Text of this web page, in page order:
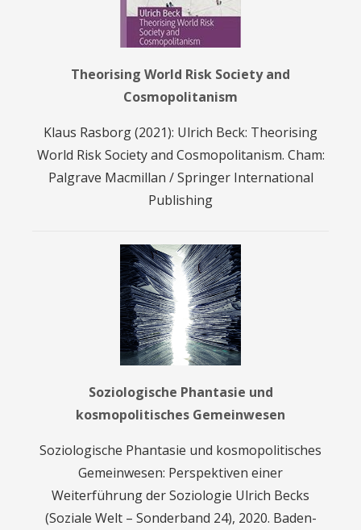
Theorising World Risk Society and
Cosmopolitanism
Klaus Rasborg (2021): Ulrich Beck: Theorising
World Risk Society and Cosmopolitanism. Cham:
Palgrave Macmillan / Springer International
Publishing
Soziologische Phantasie und
kosmopolitisches Gemeinwesen
Soziologische Phantasie und kosmopolitisches
Gemeinwesen: Perspektiven einer
Weiterführung der Soziologie Ulrich Becks
(Soziale Welt – Sonderband 24), 2020. Baden-